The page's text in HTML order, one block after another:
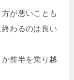
が悪いことも
わるのは良い
前半を乗り越